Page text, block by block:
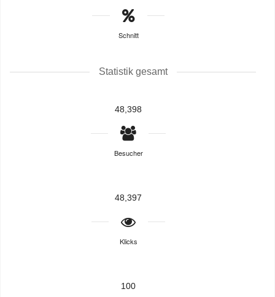
Schnitt
Statistik gesamt
48,398
Besucher
48,397
Klicks
100